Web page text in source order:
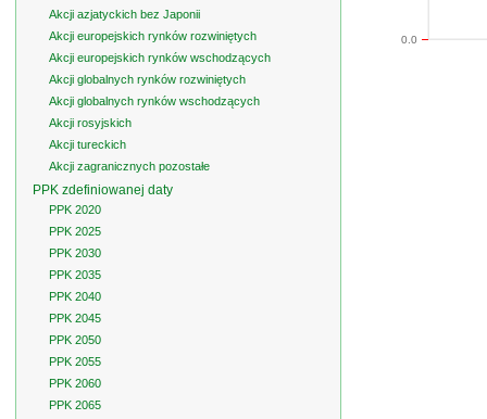
0.0
Akcji azjatyckich bez Japonii
Akcji europejskich rynków rozwiniętych
Akcji europejskich rynków wschodzących
Akcji globalnych rynków rozwiniętych
Akcji globalnych rynków wschodzących
Akcji rosyjskich
Akcji tureckich
Akcji zagranicznych pozostałe
PPK zdefiniowanej daty
PPK 2020
PPK 2025
PPK 2030
PPK 2035
PPK 2040
PPK 2045
PPK 2050
PPK 2055
PPK 2060
PPK 2065